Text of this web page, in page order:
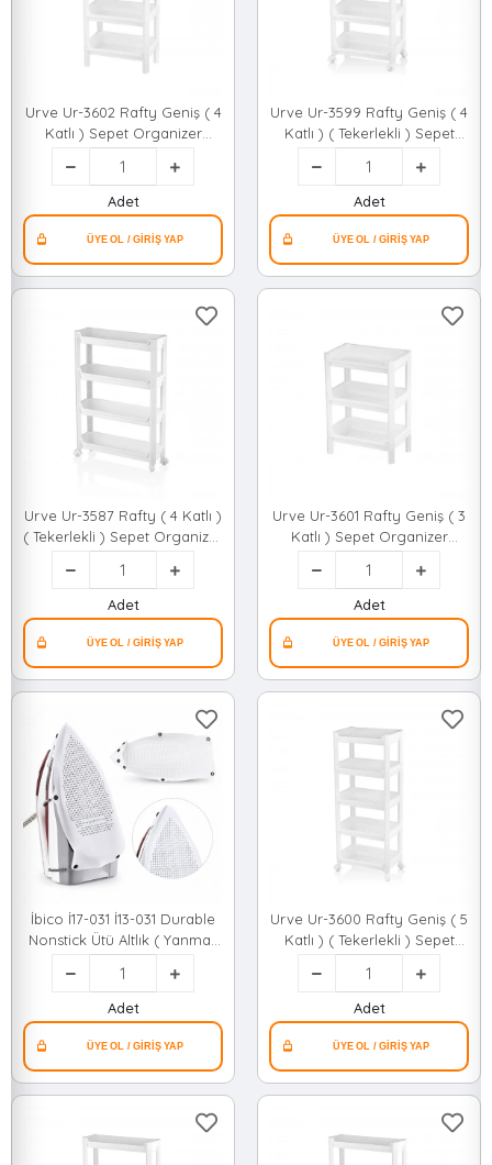
Urve Ur-3602 Rafty Geniş ( 4
Katlı ) Sepet Organizer
Düzenleyici ( Raf Ünitesi ) (
510x205x685mm )*10
Adet
Urve Ur-3599 Rafty Geniş ( 4
Katlı ) ( Tekerlekli ) Sepet
Organizer Düzenleyici ( Raf
Ünitesi ) ( 355x220x670mm
)*10
Adet
Urve Ur-3587 Rafty ( 4 Katlı )
( Tekerlekli ) Sepet Organizer
Düzenleyici ( Raf Ünitesi ) (
465x145x670mm )*10
Adet
Urve Ur-3601 Rafty Geniş ( 3
Katlı ) Sepet Organizer
Düzenleyici ( Raf Ünitesi ) (
510x205x685mm )*12
Adet
İbico İ17-031 İ13-031 Durable
Nonstick Ütü Altlık ( Yanmaz
& Yapışmaz & Parlatmaz ) Ütü
Tabanı*500
Adet
Urve Ur-3600 Rafty Geniş ( 5
Katlı ) ( Tekerlekli ) Sepet
Organizer Düzenleyici ( Raf
Ünitesi ) ( 355x220x850mm
)*8
Adet